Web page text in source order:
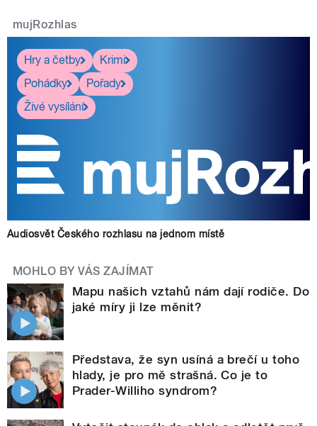
mujRozhlas
Hry a četby
Krimi
Pohádky
Pořady
Živé vysílání
Audiosvět Českého rozhlasu na jednom místě
MOHLO BY VÁS ZAJÍMAT
Mapu našich vztahů nám dají rodiče. Do
jaké míry ji lze měnit?
Představa, že syn usíná a brečí u toho
hlady, je pro mě strašná. Co je to
Prader-Williho syndrom?